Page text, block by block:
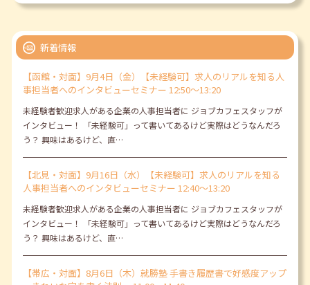
新着情報
【函館・対面】9月4日（金）【未経験可】求人のリアルを知る人
事担当者へのインタビューセミナー 12:50～13:20
未経験者歓迎求人がある企業の人事担当者に ジョブカフェスタッフが
インタビュー！ 「未経験可」って書いてあるけど実際はどうなんだろ
う？ 興味はあるけど、直…
【北見・対面】9月16日（水）【未経験可】求人のリアルを知る
人事担当者へのインタビューセミナー 12:40～13:20
未経験者歓迎求人がある企業の人事担当者に ジョブカフェスタッフが
インタビュー！ 「未経験可」って書いてあるけど実際はどうなんだろ
う？ 興味はあるけど、直…
【帯広・対面】8月6日（木）就勝塾 手書き履歴書で好感度アップ